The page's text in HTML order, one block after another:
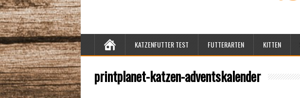
KATZENFUTTER TEST FUTTERARTEN KITTEN
printplanet-katzen-adventskalender